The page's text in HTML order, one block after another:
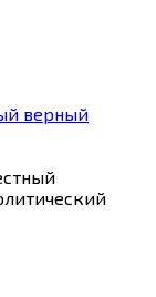
верный